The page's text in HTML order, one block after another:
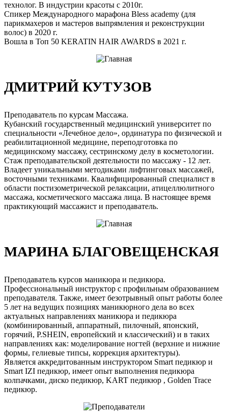
технолог. В индустрии красоты с 2010г.
Спикер Международного марафона Bless academy (для
парикмахеров и мастеров выпрямления и реконструкции
волос) в 2020 г.
Вошла в Топ 50 KERATIN HAIR AWARDS в 2021 г.
ДМИТРИЙ КУТУЗОВ
Преподаватель по курсам Массажа.
Кубанский государственный медицинский университет по
специальности «Лечебное дело», ординатура по физической и
реабилитационной медицине, переподготовка по
медицинскому массажу, сестринскому делу в косметологии.
Стаж преподавательской деятельности по массажу - 12 лет.
Владеет уникальными методиками лифтинговых массажей,
восточными техниками. Квалифицированный специалист в
области постизометрической релаксации, атицеллюлитного
массажа, косметического массажа лица. В настоящее время
практикующий массажист и преподаватель.
МАРИНА БЛАГОВЕЩЕНСКАЯ
Преподаватель курсов маникюра и педикюра.
Профессиональный инструктор с профильным образованием
преподавателя. Также, имеет безотрывный опыт работы более
5 лет на ведущих позициях маникюрного дела во всех
актуальных направлениях маникюра и педикюра
(комбинированный, аппаратный, пилочный, японский,
горячий, P.SHEIN, европейский и классический) и в таких
направлениях как: моделирование ногтей (верхние и нижние
формы, гелиевые типсы, коррекция архитектуры).
Является аккредитованным инструктором Smart педикюр и
Smart IZI педикюр, имеет опыт выполнения педикюра
колпачками, диско педикюр, KART педикюр , Golden Trace
педикюр.